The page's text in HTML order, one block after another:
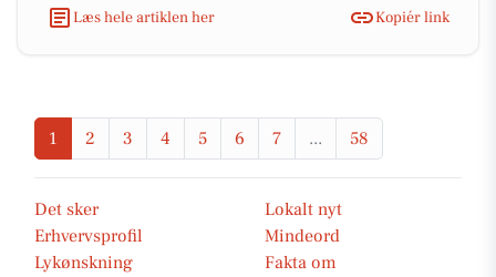
Læs hele artiklen her
Kopiér link
1 2 3 4 5 6 7 ... 58
Det sker
Lokalt nyt
Erhvervsprofil
Mindeord
Lykønskning
Fakta om